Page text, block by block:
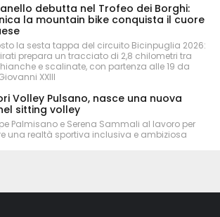
debutta nel Trofeo dei Borghi:
la mountain bike conquista il cuore
la sesta tappa del circuito Bicinpuglia 2026:
Pirati prepara un tracciato di 2,8 chilometri tra
e scalinate, con partenza alle 19 da
XXIII
Volley Pulsano, nasce una nuova
sitting volley
Palmisano e Serena Sammali al lavoro per
una realtà sportiva inclusiva e ambiziosa